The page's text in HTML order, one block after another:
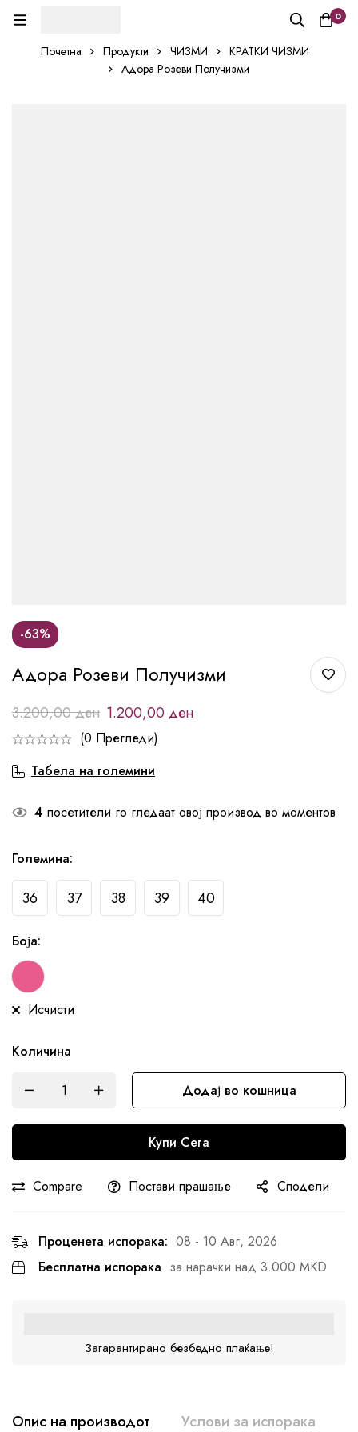
0
Почетна Продукти ЧИЗМИ
КРАТКИ ЧИЗМИ
Адора Розеви Получизми
-63%
Адора Розеви Получизми
3.200,00ден 1.200,00 ден
(0 Прегледи)
Табела на големини
4 посетители го гледаат овој производ во моментов
Големина:
36 37 38 39 40
Боја:
Исчисти
Количина
Додај во кошница
Купи Сега
Compare Постави прашање Сподели
Проценета испорака: 08 - 10 Авг, 2026
Бесплатна испорака за нарачки над 3.000 MKD
Загарантирано безбедно плаќање!
Опис на производот Услови за испорака